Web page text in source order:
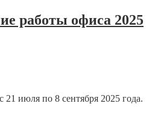
работы офиса 2025
21 июля по 8 сентября 2025 года.